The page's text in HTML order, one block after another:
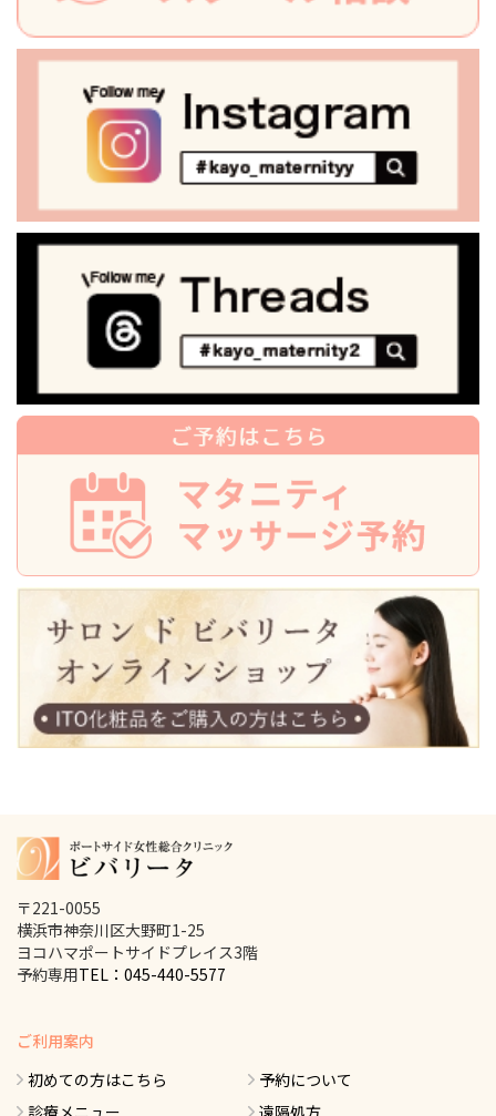
〒221-0055
横浜市神奈川区大野町1-25
ヨコハマポートサイドプレイス3階
予約専用TEL：045-440-5577
ご利用案内
初めての方はこちら
診療メニュー
予約について
遠隔処方